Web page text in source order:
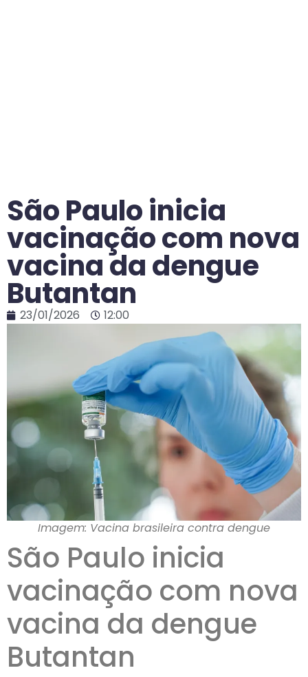
São Paulo inicia
vacinação com nova
vacina da dengue
Butantan
23/01/2026 12:00
Imagem: Vacina brasileira contra dengue
São Paulo inicia
vacinação com nova
vacina da dengue
Butantan